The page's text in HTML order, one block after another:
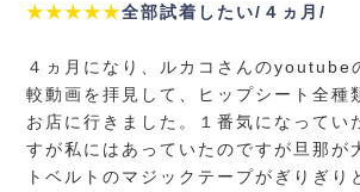
★★★★★全部試着したい/４ヵ月/
４ヵ月になり、ルカコさんのyoutube
較動画を拝見して、ヒップシート全種
お店に行きました。１番気になってい
すが私にはあっていたのですが旦那が
トベルトのマジックテープがぎりぎり